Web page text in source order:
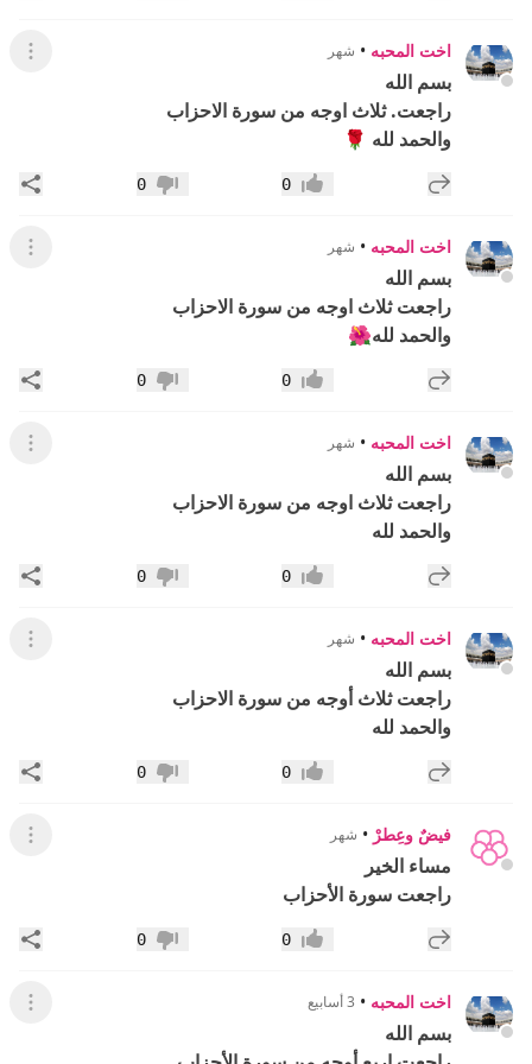
اخت المحبه • شهر عرض
بسم الله
راجعت. ثلاث اوجه من سورة الاحزاب
والحمد لله 🌹
إضافة رد جديد إعجاب0 عدم إعجاب
0
اخت المحبه • شهر عرض
بسم الله
راجعت ثلاث اوجه من سورة الاحزاب
والحمد لله🌺
إضافة رد جديد إعجاب0 عدم إعجاب
0
اخت المحبه • شهر عرض
بسم الله
راجعت ثلاث اوجه من سورة الاحزاب
والحمد لله
إضافة رد جديد إعجاب0 عدم إعجاب
0
اخت المحبه • شهر عرض
بسم الله
راجعت ثلاث أوجه من سورة الاحزاب
والحمد لله
إضافة رد جديد إعجاب0 عدم إعجاب
0
فيضٌ وعِطرْ • شهر عرض
مساء الخير
راجعت سورة الأحزاب
إضافة رد جديد إعجاب0 عدم إعجاب
0
اخت المحبه • 3 أسابيع عرض
بسم الله